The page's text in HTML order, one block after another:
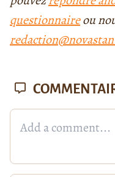
questionnaireou